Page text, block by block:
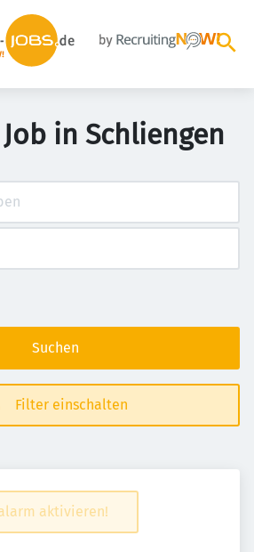
in Schliengen
Suchen
Filter einschalten
aktivieren!